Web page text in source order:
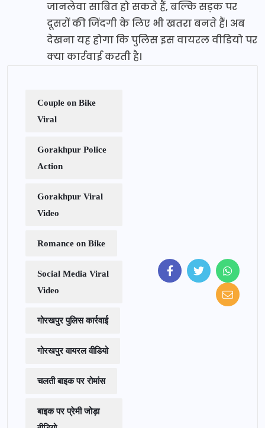
जानलेवा साबित हो सकते हैं, बल्कि सड़क पर
दूसरों की जिंदगी के लिए भी खतरा बनते हैं। अब
देखना यह होगा कि पुलिस इस वायरल वीडियो पर
क्या कार्रवाई करती है।
Couple on Bike
Viral
Gorakhpur Police
Action
Gorakhpur Viral
Video
Romance on Bike
Social Media Viral
Video
गोरखपुर पुलिस कार्रवाई
गोरखपुर वायरल वीडियो
चलती बाइक पर रोमांस
बाइक पर प्रेमी जोड़ा